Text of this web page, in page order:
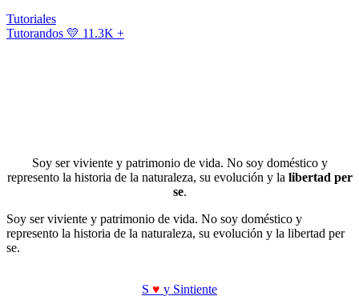
Tutoriales
Tutorandos 💛 11.3K +
Soy ser viviente y patrimonio de vida. No soy doméstico y
represento la historia de la naturaleza, su evolución y la libertad per
se.
Soy ser viviente y patrimonio de vida. No soy doméstico y
represento la historia de la naturaleza, su evolución y la libertad per
se.
S ♥ y Sintiente